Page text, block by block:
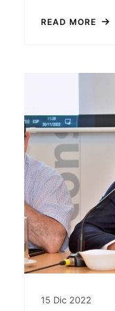
READ MORE
15 Dic 2022